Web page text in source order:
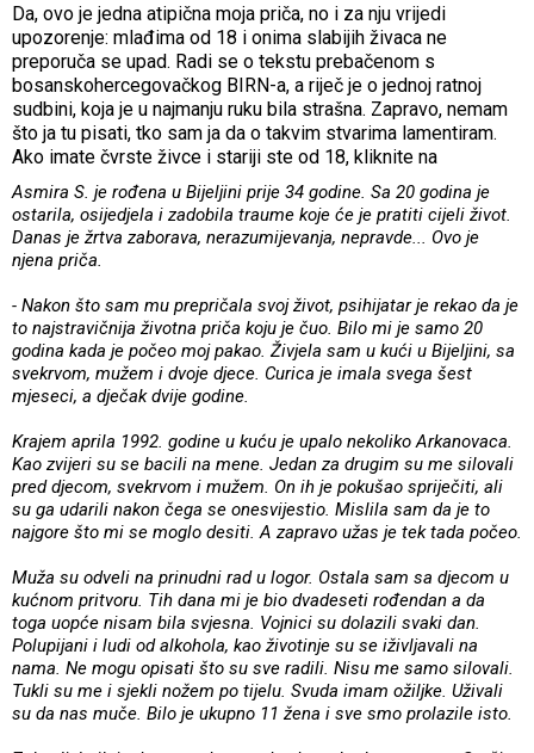
Da, ovo je jedna atipična moja priča, no i za nju vrijedi
upozorenje: mlađima od 18 i onima slabijih živaca ne
preporuča se upad. Radi se o tekstu prebačenom s
bosanskohercegovačkog BIRN-a, a riječ je o jednoj ratnoj
sudbini, koja je u najmanju ruku bila strašna. Zapravo, nemam
što ja tu pisati, tko sam ja da o takvim stvarima lamentiram.
Ako imate čvrste živce i stariji ste od 18, kliknite na
Asmira S. je rođena u Bijeljini prije 34 godine. Sa 20 godina je
ostarila, osijedjela i zadobila traume koje će je pratiti cijeli život.
Danas je žrtva zaborava, nerazumijevanja, nepravde... Ovo je
njena priča.
- Nakon što sam mu prepričala svoj život, psihijatar je rekao da je
to najstravičnija životna priča koju je čuo. Bilo mi je samo 20
godina kada je počeo moj pakao. Živjela sam u kući u Bijeljini, sa
svekrvom, mužem i dvoje djece. Curica je imala svega šest
mjeseci, a dječak dvije godine.
Krajem aprila 1992. godine u kuću je upalo nekoliko Arkanovaca.
Kao zvijeri su se bacili na mene. Jedan za drugim su me silovali
pred djecom, svekrvom i mužem. On ih je pokušao spriječiti, ali
su ga udarili nakon čega se onesvijestio. Mislila sam da je to
najgore što mi se moglo desiti. A zapravo užas je tek tada počeo.
Muža su odveli na prinudni rad u logor. Ostala sam sa djecom u
kućnom pritvoru. Tih dana mi je bio dvadeseti rođendan a da
toga uopće nisam bila svjesna. Vojnici su dolazili svaki dan.
Polupijani i ludi od alkohola, kao životinje su se iživljavali na
nama. Ne mogu opisati što su sve radili. Nisu me samo silovali.
Tukli su me i sjekli nožem po tijelu. Svuda imam ožiljke. Uživali
su da nas muče. Bilo je ukupno 11 žena i sve smo prolazile isto.